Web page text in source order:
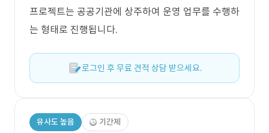
프로젝트는 공공기관에 상주하여 운영 업무를 수행하
는 형태로 진행됩니다.
로그인 후 무료 견적 상담 받으세요.
유사도 높음 기간제